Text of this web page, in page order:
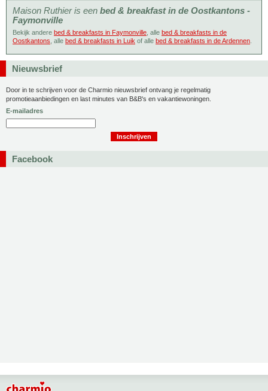
Maison Ruthier is een bed & breakfast in de Oostkantons -
Faymonville
Bekijk andere bed & breakfasts in Faymonville , alle bed & breakfasts in de
Oostkantons , alle bed & breakfasts in Luik of alle bed & breakfasts in de Ardennen
Nieuwsbrief
Door in te schrijven voor de Charmio nieuwsbrief ontvang je regelmatig
promotieaanbiedingen en last minutes van B&B's en vakantiewoningen.
E-mailadres
Facebook